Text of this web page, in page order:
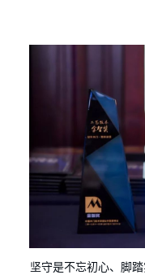
坚守是不忘初心、脚